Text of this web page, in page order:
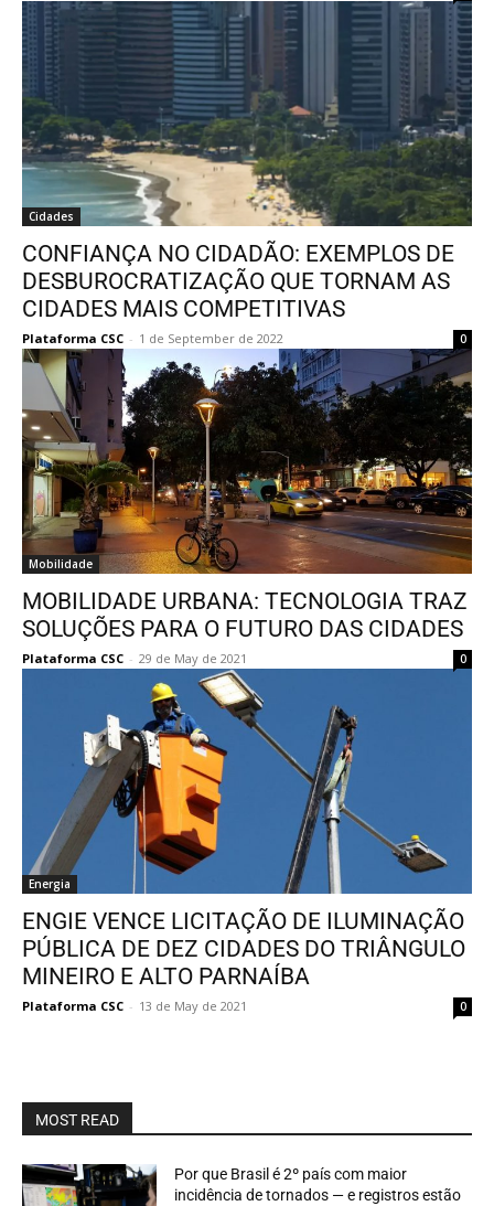
Cidades
CONFIANÇA NO CIDADÃO: EXEMPLOS DE
DESBUROCRATIZAÇÃO QUE TORNAM AS
CIDADES MAIS COMPETITIVAS
Plataforma CSC - 1 de September de 2022 0
Mobilidade
MOBILIDADE URBANA: TECNOLOGIA TRAZ
SOLUÇÕES PARA O FUTURO DAS CIDADES
Plataforma CSC - 29 de May de 2021 0
Energia
ENGIE VENCE LICITAÇÃO DE ILUMINAÇÃO
PÚBLICA DE DEZ CIDADES DO TRIÂNGULO
MINEIRO E ALTO PARNAÍBA
Plataforma CSC - 13 de May de 2021 0
MOST READ
Por que Brasil é 2º país com maior
incidência de tornados — e registros estão